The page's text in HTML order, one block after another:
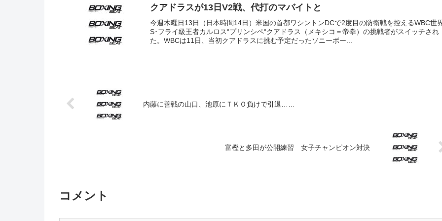
クアドラスが13日V2戦、代打のマバイトと
今週木曜日13日（日本時間14日）米国の首都ワシントンDCで2度目の防衛戦を控えるWBC世
S･フライ級王者カルロス“プリンシペ“クアドラス（メキシコ＝帝拳）の挑戦者がスイッチされ
た。WBCは11日、当初クアドラスに挑む予定だったソニーボー...
内藤に善戦の山口、池原にＴＫＯ負けで引退……
富樫と多田が公開練習 女子チャンピオン対決
コメント